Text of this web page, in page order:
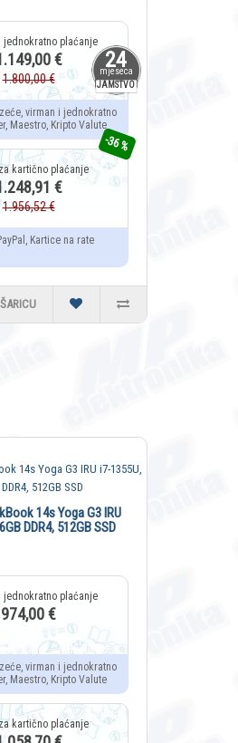
24
mjeseca
JAMSTVO
€
1.800,00 €
virman i jednokratno
Maestro, Kripto Valute
-36 %
€
1.956,52 €
Kartice na rate
14s Yoga G3 IRU
DDR4, 512GB SSD
974,00 €
virman i jednokratno
Maestro, Kripto Valute